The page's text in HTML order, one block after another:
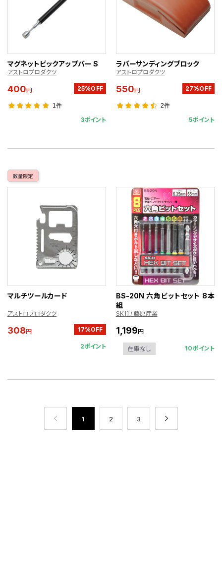
マグネットピックアップバー S
アストロプロダクツ
400円 25%OFF
1件
3ポイント
ラバーサンディングブロック
アストロプロダクツ
550円 27%OFF
2件
5ポイント
数量限定
マルチツールカード
アストロプロダクツ
308円 17%OFF
2ポイント
BS-20N 六角ビットセット 8本
組
SK11 / 藤原産業
1,199円
在庫なし 10ポイント
1 2 3